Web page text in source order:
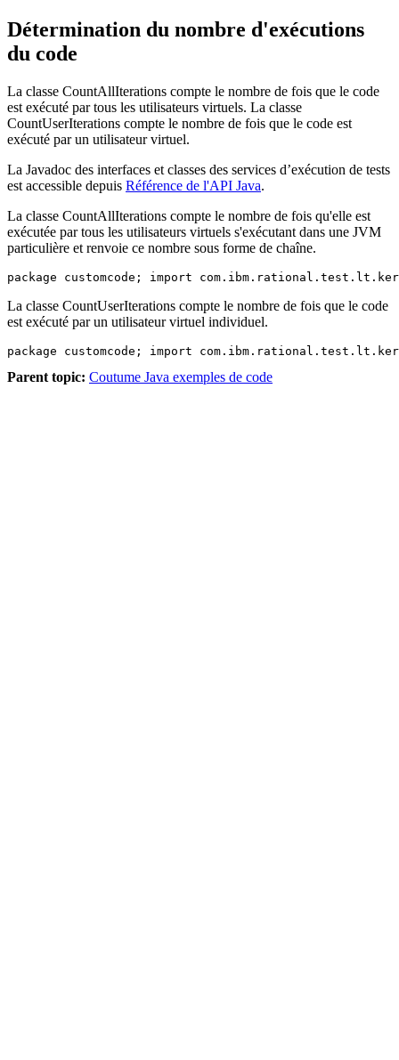
Détermination du nombre d'exécutions
du code
La classe CountAllIterations compte le nombre de fois que le code
est exécuté par tous les utilisateurs virtuels. La classe
CountUserIterations compte le nombre de fois que le code est
exécuté par un utilisateur virtuel.
La Javadoc des interfaces et classes des services d’exécution de tests
est accessible depuis Référence de l'API Java.
La classe CountAllIterations compte le nombre de fois qu'elle est
exécutée par tous les utilisateurs virtuels s'exécutant dans une JVM
particulière et renvoie ce nombre sous forme de chaîne.
package customcode; import
La classe CountUserIterations compte le nombre de fois que le code
est exécuté par un utilisateur virtuel individuel.
package customcode; import
Parent topic: Coutume Java exemples de code